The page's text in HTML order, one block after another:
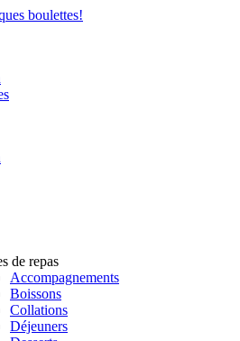
boulettes!
de repas
Accompagnements
Boissons
Collations
Déjeuners